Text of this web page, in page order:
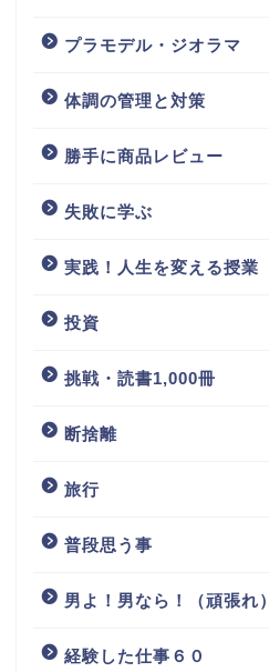
プラモデル・ジオラマ
体調の管理と対策
勝手に商品レビュー
失敗に学ぶ
実践！人生を変える授業
投資
挑戦・読書1,000冊
断捨離
旅行
普段思う事
男よ！男なら！（頑張れ）
経験した仕事６０